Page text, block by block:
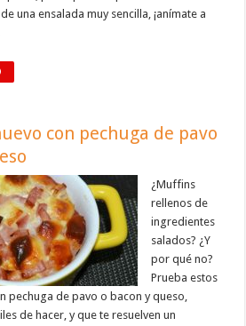
una ensalada muy sencilla, ¡anímate a
con pechuga de pavo
¿Muffins
rellenos de
ingredientes
salados? ¿Y
por qué no?
Prueba estos
pechuga de pavo o bacon y queso,
de hacer, y que te resuelven un